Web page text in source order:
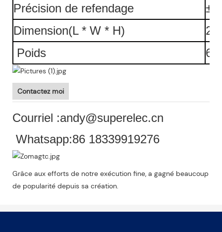
Précision de refendage
Dimension(L * W * H)
Poids
Contactez moi
Courriel :andy@superelec.cn
Whatsapp:86 18339919276
Grâce aux efforts de notre exécution fine, a gagné beaucoup
de popularité depuis sa création.